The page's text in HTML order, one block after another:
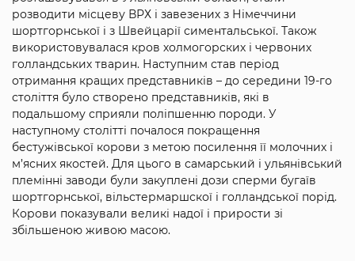
розводити місцеву ВРХ і завезених з Німеччини
шортгорнської і з Швейцарії симентальської. Також
використовувалася кров холмогорских і червоних
голландських тварин. Наступним став період
отримання кращих представників – до середини 19-го
століття було створено представників, які в
подальшому сприяли поліпшенню породи. У
наступному столітті почалося покращення
бестужівської корови з метою посилення її молочних і
м’ясних якостей. Для цього в самарський і ульянівський
племінні заводи були закуплені дози сперми бугаїв
шортгорнської, вільстермаршскої і голландської порід.
Корови показували великі надої і прирости зі
збільшеною живою масою.